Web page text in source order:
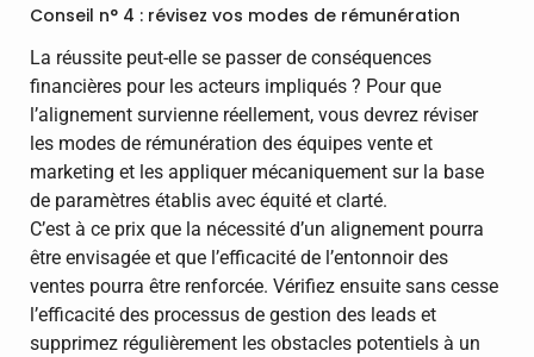
Conseil n° 4 : révisez vos modes de rémunération
La réussite peut-elle se passer de conséquences
financières pour les acteurs impliqués ? Pour que
l’alignement survienne réellement, vous devrez réviser
les modes de rémunération des équipes vente et
marketing et les appliquer mécaniquement sur la base
de paramètres établis avec équité et clarté.
C’est à ce prix que la nécessité d’un alignement pourra
être envisagée et que l’efficacité de l’entonnoir des
ventes pourra être renforcée. Vérifiez ensuite sans cesse
l’efficacité des processus de gestion des leads et
supprimez régulièrement les obstacles potentiels à un